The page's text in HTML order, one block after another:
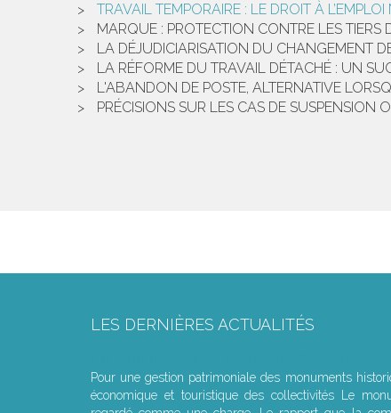
TRAVAIL TEMPORAIRE : LE DROIT À
MARQUE : PROTECTION CONTRE LES TIERS
LA DÉJUDICIARISATION DU CHANGEMENT
LA RÉFORME DU TRAVAIL DÉTACHÉ : UN
L'ABANDON DE POSTE, ALTERNATIVE
PRÉCISIONS SUR LES CAS DE SUSPENSION
LES DERNIÈRES ACTUALITÉS
Pour une gestion patrimoniale des monuments
économique et touristique des collectivités Le